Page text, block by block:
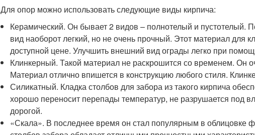
Для опор можно использовать следующие виды кирпича:
Керамический. Он бывает 2 видов – полнотелый и пустотелый.
вид наоборот легкий, но не очень прочный. Этот материал для
доступной цене. Улучшить внешний вид ограды легко при
Клинкерный. Такой материал не раскрошится со временем. Он
Материал отлично впишется в конструкцию любого стиля.
Силикатный. Кладка столбов для забора из такого кирпича
хорошо переносит перепады температур, не разрушается под
дорогой.
«Скала». В последнее время он стал популярным в облицовке